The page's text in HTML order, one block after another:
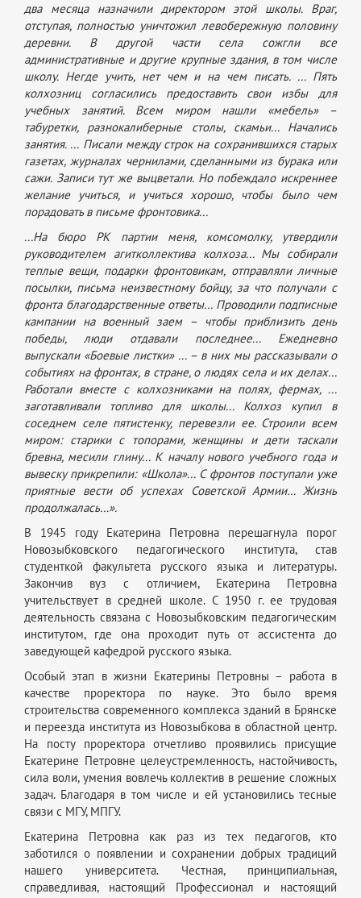
два месяца назначили директором этой школы. Враг,
отступая, полностью уничтожил левобережную половину
деревни. В другой части села сожгли все
административные и другие крупные здания, в том числе
школу. Негде учить, нет чем и на чем писать. ... Пять
колхозниц согласились предоставить свои избы для
учебных занятий. Всем миром нашли «мебель» –
табуретки, разнокалиберные столы, скамьи... Начались
занятия. ... Писали между строк на сохранившихся старых
газетах, журналах чернилами, сделанными из бурака или
сажи. Записи тут же выцветали. Но побеждало искреннее
желание учиться, и учиться хорошо, чтобы было чем
порадовать в письме фронтовика...
...На бюро РК партии меня, комсомолку, утвердили
руководителем агитколлектива колхоза... Мы собирали
теплые вещи, подарки фронтовикам, отправляли личные
посылки, письма неизвестному бойцу, за что получали с
фронта благодарственные ответы... Проводили подписные
кампании на военный заем – чтобы приблизить день
победы, люди отдавали последнее... Ежедневно
выпускали «Боевые листки» ... – в них мы рассказывали о
событиях на фронтах, в стране, о людях села и их делах...
Работали вместе с колхозниками на полях, фермах, ...
заготавливали топливо для школы... Колхоз купил в
соседнем селе пятистенку, перевезли ее. Строили всем
миром: старики с топорами, женщины и дети таскали
бревна, месили глину... К началу нового учебного года и
вывеску прикрепили: «Школа»... С фронтов поступали уже
приятные вести об успехах Советской Армии… Жизнь
продолжалась…».
В 1945 году Екатерина Петровна перешагнула порог
Новозыбковского педагогического института, став
студенткой факультета русского языка и литературы.
Закончив вуз с отличием, Екатерина Петровна
учительствует в средней школе. С 1950 г. ее трудовая
деятельность связана с Новозыбковским педагогическим
институтом, где она проходит путь от ассистента до
заведующей кафедрой русского языка.
Особый этап в жизни Екатерины Петровны – работа в
качестве проректора по науке. Это было время
строительства современного комплекса зданий в Брянске
и переезда института из Новозыбкова в областной центр.
На посту проректора отчетливо проявились присущие
Екатерине Петровне целеустремленность, настойчивость,
сила воли, умения вовлечь коллектив в решение сложных
задач. Благодаря в том числе и ей установились тесные
связи с МГУ, МПГУ.
Екатерина Петровна как раз из тех педагогов, кто
заботился о появлении и сохранении добрых традиций
нашего университета. Честная, принципиальная,
справедливая, настоящий Профессионал и настоящий